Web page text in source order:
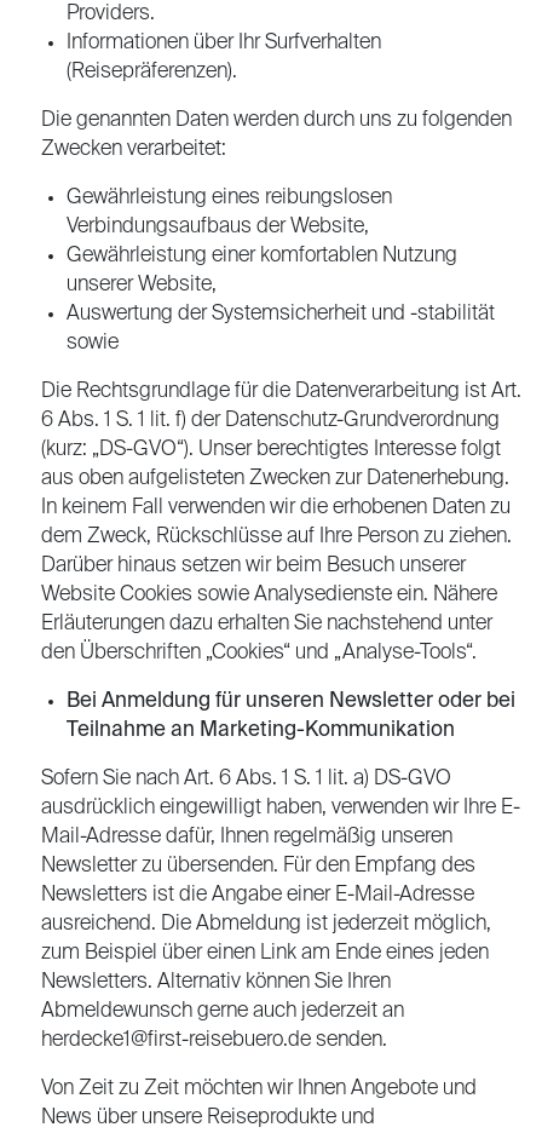
Providers.
Informationen über Ihr Surfverhalten
(Reisepräferenzen).
Die genannten Daten werden durch uns zu folgenden
Zwecken verarbeitet:
Gewährleistung eines reibungslosen
Verbindungsaufbaus der Website,
Gewährleistung einer komfortablen Nutzung
unserer Website,
Auswertung der Systemsicherheit und -stabilität
sowie
Die Rechtsgrundlage für die Datenverarbeitung ist Art.
6 Abs. 1 S. 1 lit. f) der Datenschutz-Grundverordnung
(kurz: „DS-GVO“). Unser berechtigtes Interesse folgt
aus oben aufgelisteten Zwecken zur Datenerhebung.
In keinem Fall verwenden wir die erhobenen Daten zu
dem Zweck, Rückschlüsse auf Ihre Person zu ziehen.
Darüber hinaus setzen wir beim Besuch unserer
Website Cookies sowie Analysedienste ein. Nähere
Erläuterungen dazu erhalten Sie nachstehend unter
den Überschriften „Cookies“ und „Analyse-Tools“.
Bei Anmeldung für unseren Newsletter oder bei
Teilnahme an Marketing-Kommunikation
Sofern Sie nach Art. 6 Abs. 1 S. 1 lit. a) DS-GVO
ausdrücklich eingewilligt haben, verwenden wir Ihre E-
Mail-Adresse dafür, Ihnen regelmäßig unseren
Newsletter zu übersenden. Für den Empfang des
Newsletters ist die Angabe einer E-Mail-Adresse
ausreichend. Die Abmeldung ist jederzeit möglich,
zum Beispiel über einen Link am Ende eines jeden
Newsletters. Alternativ können Sie Ihren
Abmeldewunsch gerne auch jederzeit an
herdecke1@first-reisebuero.de senden.
Von Zeit zu Zeit möchten wir Ihnen Angebote und
News über unsere Reiseprodukte und